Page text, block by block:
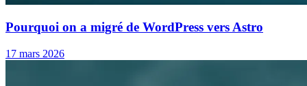
Pourquoi on a migré de WordPress vers Astro
17 mars 2026